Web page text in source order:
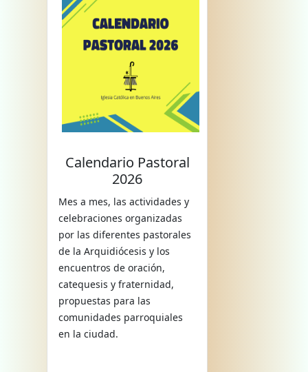
Calendario Pastoral
2026
Mes a mes, las actividades y
celebraciones organizadas
por las diferentes pastorales
de la Arquidiócesis y los
encuentros de oración,
catequesis y fraternidad,
propuestas para las
comunidades parroquiales
en la ciudad.